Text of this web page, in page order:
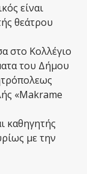
είναι
θεάτρου
στο Κολλέγιο
του Δήμου
«Μakrame
καθηγητής
με την